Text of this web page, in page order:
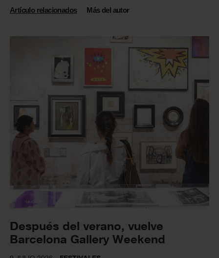
Artículo relacionados Más del autor
Después del verano, vuelve
Barcelona Gallery Weekend